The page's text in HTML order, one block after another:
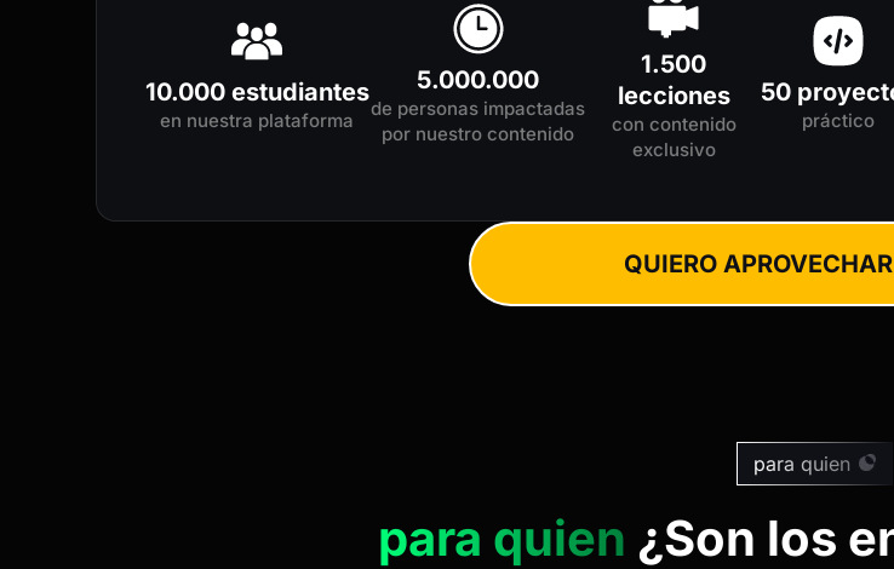
10.000 estudiantes
en nuestra plataforma
5.000.000
de personas impactadas
por nuestro contenido
1.500
lecciones
con contenido
exclusivo
50
práctico
QUIERO
para quien
para quien ¿Son los